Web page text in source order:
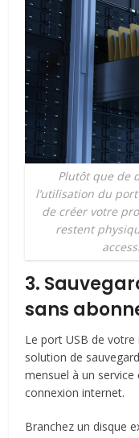
Plutôt que de
l’utilisation du
de créer votre
restent
3.
sans
Le port USB de votre
solution de
mensuel à un
connexion internet.
Branchez un disque